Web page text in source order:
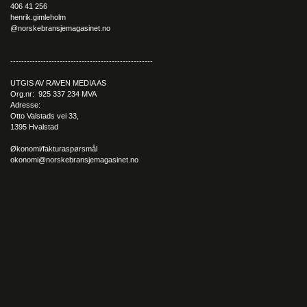
406 41 256
henrik.gimleholm
@norskebransjemagasinet.no
----------------------------------------------------
UTGIS AV RAVEN MEDIA AS
Org.nr: 925 337 234 MVA
Adresse:
Otto Valstads vei 33,
1395 Hvalstad
Økonomi/fakturaspørsmål
okonomi@norskebransjemagasinet.no